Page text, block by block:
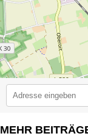
MEHR